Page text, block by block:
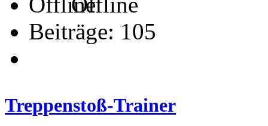
Beiträge: 105
Treppenstoß-Trainer